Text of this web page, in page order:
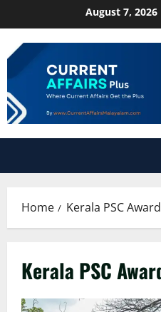
to
content
August 7, 2026
Home Kerala PSC
Kerala PSC